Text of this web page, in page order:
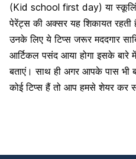
(Kid school first day) या
पेरेंट्स की अक्सर यह शिकायत
उनके लिए ये टिप्स जरूर मददगार
आर्टिकल पसंद आया होगा इसके
बताएं। साथ ही अगर आपके पास
कोई टिप्स हैं तो आप हमसे शेयर कर